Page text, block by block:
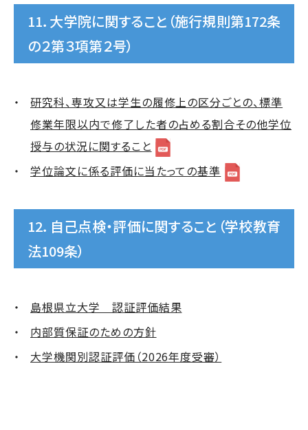
11．大学院に関すること（施行規則第172条
の２第３項第２号）
研究科、専攻又は学生の履修上の区分ごとの、標準
修業年限以内で修了した者の占める割合その他学位
授与の状況に関すること
学位論文に係る評価に当たっての基準
12．自己点検・評価に関すること（学校教育
法109条）
島根県立大学 認証評価結果
内部質保証のための方針
大学機関別認証評価（2026年度受審）